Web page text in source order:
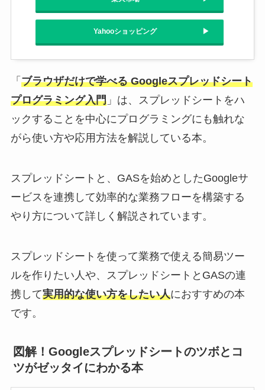
Yahooショッピング
「 ブラウザだけで学べる Googleスプレッドシート
プログラミング入門」は、スプレッドシートをハ
ックすることを中心にプログラミングにも触れな
がら使い方や応用方法を解説している本。
スプレッドシートと、GASを始めとしたGoogleサ
ービスを連携して効率的な業務フローを構築する
やり方について詳しく解説されています。
スプレッドシートを使って業務で使える簡易ツー
ルを作りたい人や、スプレッドシートとGASの連
携して実用的な使い方をしたい人におすすめの本
です。
図解！Googleスプレッドシートのツボとコ
ツがゼッタイにわかる本